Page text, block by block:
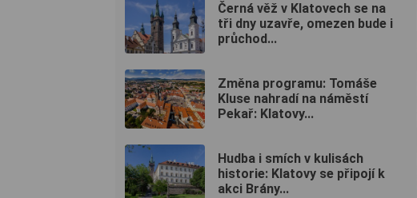
Černá věž v Klatovech se na
tři dny uzavře, omezen bude i
průchod...
Změna programu: Tomáše
Kluse nahradí na náměstí
Pekař: Klatovy...
Hudba i smích v kulisách
historie: Klatovy se připojí k
akci Brány...